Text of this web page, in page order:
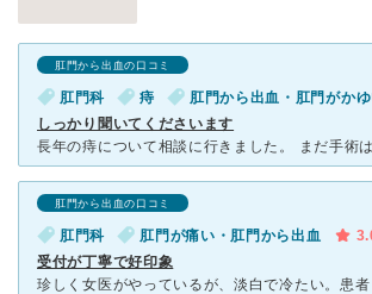
肛門から出血の口コミ
肛門科 痔 肛門から出血・肛門がか
しっかり聞いてくださいます
肛門から出血の口コミ
肛門科 肛門が痛い・肛門から出血
受付が丁寧で好印象